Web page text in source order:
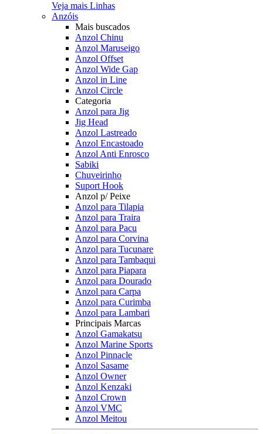
Veja mais Linhas
Anzóis
Mais buscados
Anzol Chinu
Anzol Maruseigo
Anzol Offset
Anzol Wide Gap
Anzol in Line
Anzol Circle
Categoria
Anzol para Jig
Jig Head
Anzol Lastreado
Anzol Encastoado
Anzol Anti Enrosco
Sabiki
Chuveirinho
Suport Hook
Anzol p/ Peixe
Anzol para Tilapia
Anzol para Traira
Anzol para Pacu
Anzol para Corvina
Anzol para Tucunare
Anzol para Tambaqui
Anzol para Piapara
Anzol para Dourado
Anzol para Carpa
Anzol para Curimba
Anzol para Lambari
Principais Marcas
Anzol Gamakatsu
Anzol Marine Sports
Anzol Pinnacle
Anzol Sasame
Anzol Owner
Anzol Kenzaki
Anzol Crown
Anzol VMC
Anzol Meitou